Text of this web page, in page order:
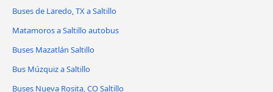
Buses de Laredo, TX a Saltillo
Matamoros a Saltillo autobus
Buses Mazatlán Saltillo
Bus Múzquiz a Saltillo
Buses Nueva Rosita, CO Saltillo